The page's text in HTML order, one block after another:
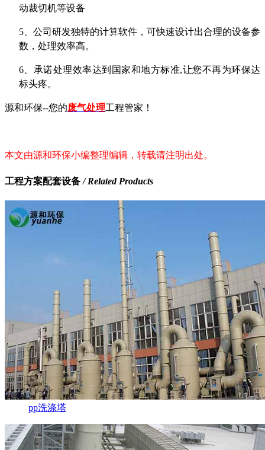
动裁切机等设备
5、 公司研发独特的计算软件，可快速设计出合理的设备参
数，处理效率高。
6、 承诺处理效率达到国家和地方标准,让您不再为环保达
标头疼。
源和环保--您的废气处理工程管家！
本文由源和环保小编整理编辑，转载请注明出处。
工程方案配套设备/ Related Products
pp洗涤塔